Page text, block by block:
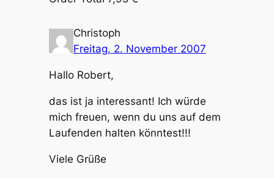
Christoph
Freitag, 2. November 2007
Hallo Robert,
das ist ja interessant! Ich würde
mich freuen, wenn du uns auf dem
Laufenden halten könntest!!!
Viele Grüße